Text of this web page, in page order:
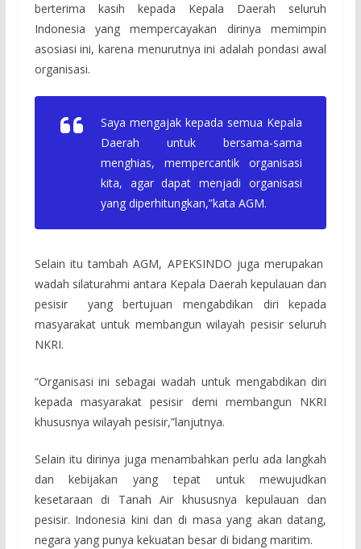
berterima kasih kepada Kepala Daerah seluruh
Indonesia yang mempercayakan dirinya memimpin
asosiasi ini, karena menurutnya ini adalah pondasi awal
organisasi.
Saya mengajak kepada semua Kepala
Daerah untuk bersama-sama
menghias, mempercantik organisasi
kita, agar dapat menjadi organisasi
yang diperhitungkan,”kata AGM.
Selain itu tambah AGM, APEKSINDO juga merupakan
wadah silaturahmi antara Kepala Daerah kepulauan dan
pesisir yang bertujuan mengabdikan diri kepada
masyarakat untuk membangun wilayah pesisir seluruh
NKRI.
“Organisasi ini sebagai wadah untuk mengabdikan diri
kepada masyarakat pesisir demi membangun NKRI
khususnya wilayah pesisir,”lanjutnya.
Selain itu dirinya juga menambahkan perlu ada langkah
dan kebijakan yang tepat untuk mewujudkan
kesetaraan di Tanah Air khususnya kepulauan dan
pesisir. Indonesia kini dan di masa yang akan datang,
negara yang punya kekuatan besar di bidang maritim.